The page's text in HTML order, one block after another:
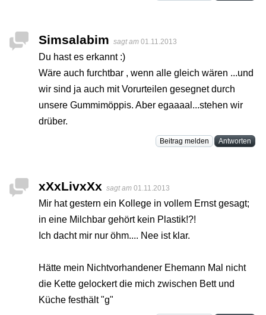
Simsalabim sagt am 01.11.2013
Du hast es erkannt :)
Wäre auch furchtbar , wenn alle gleich wären ...und
wir sind ja auch mit Vorurteilen gesegnet durch
unsere Gummimöppis. Aber egaaaal...stehen wir
drüber.
Beitrag melden Antworten
xXxLivxXx sagt am 01.11.2013
Mir hat gestern ein Kollege in vollem Ernst gesagt;
in eine Milchbar gehört kein Plastik!?!
Ich dacht mir nur öhm.... Nee ist klar.
Hätte mein Nichtvorhandener Ehemann Mal nicht
die Kette gelockert die mich zwischen Bett und
Küche festhält "g"